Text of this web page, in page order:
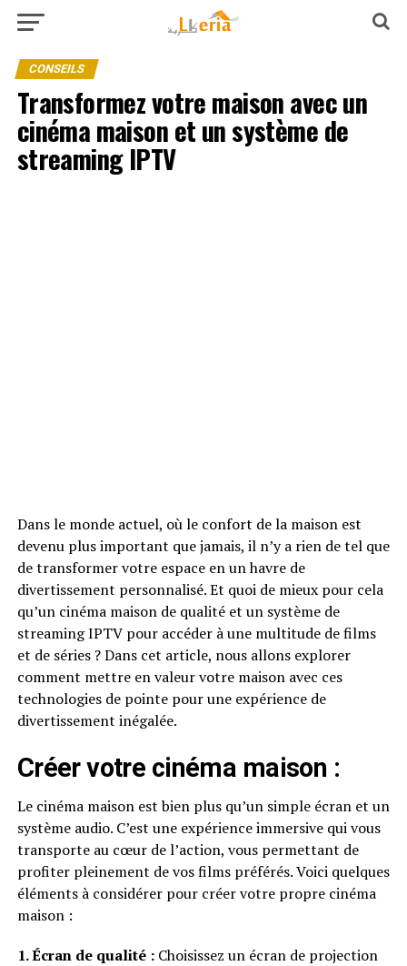
CONSEILS
Transformez votre maison avec un
cinéma maison et un système de
streaming IPTV
Dans le monde actuel, où le confort de la maison est
devenu plus important que jamais, il n’y a rien de tel que
de transformer votre espace en un havre de
divertissement personnalisé. Et quoi de mieux pour cela
qu’un cinéma maison de qualité et un système de
streaming IPTV pour accéder à une multitude de films
et de séries ? Dans cet article, nous allons explorer
comment mettre en valeur votre maison avec ces
technologies de pointe pour une expérience de
divertissement inégalée.
Créer votre cinéma maison :
Le cinéma maison est bien plus qu’un simple écran et un
système audio. C’est une expérience immersive qui vous
transporte au cœur de l’action, vous permettant de
profiter pleinement de vos films préférés. Voici quelques
éléments à considérer pour créer votre propre cinéma
maison :
1. Écran de qualité :Choisissez un écran de projection